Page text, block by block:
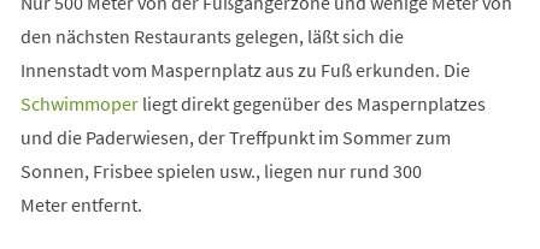
den nächsten Restaurants gelegen, läßt sich die
Innenstadt vom Maspernplatz aus zu Fuß erkunden. Die
Schwimmoper
(Öffnet
einem
neuen
liegt direkt gegenüber des Maspernplatzes
und die Paderwiesen, der Treffpunkt im Sommer zum
Sonnen, Frisbee spielen usw., liegen nur rund 300
Meter entfernt.